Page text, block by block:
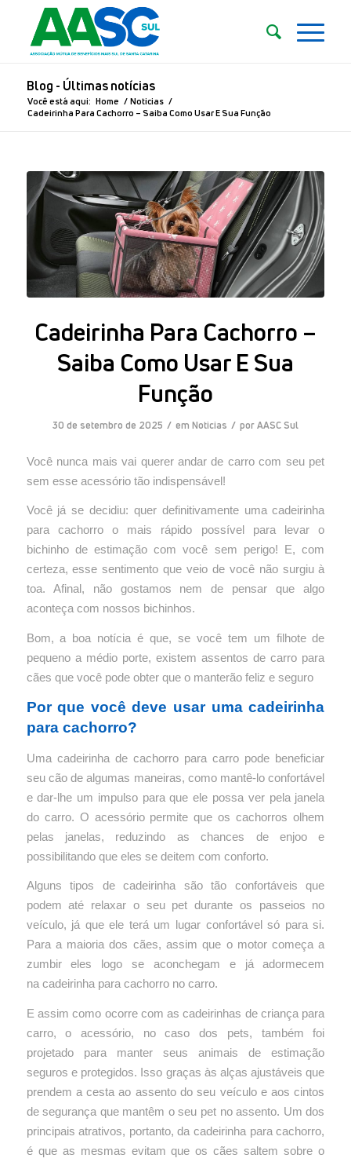
Blog - Últimas notícias
Você está aqui: Home / Noticias /
Cadeirinha Para Cachorro – Saiba Como Usar E Sua Função
Cadeirinha Para Cachorro –
Saiba Como Usar E Sua
Função
30 de setembro de 2025 / em Noticias / porAASC Sul
Você nunca mais vai querer andar de carro com seu pet
sem esse acessório tão indispensável!
Você já se decidiu: quer definitivamente uma cadeirinha
para cachorro o mais rápido possível para levar o
bichinho de estimação com você sem perigo!
E, com
certeza, esse sentimento que veio de você não surgiu à
toa. Afinal, não gostamos nem de pensar que algo
aconteça com nossos bichinhos.
Bom, a boa notícia é que, se você tem um filhote de
pequeno a médio porte, existem assentos de carro para
cães que você pode obter que o manterão feliz e seguro
Por que você deve usar uma cadeirinha
para cachorro?
Uma cadeirinha de cachorro para carro pode beneficiar
seu cão de algumas maneiras, como mantê-lo confortável
e dar-lhe um impulso para que ele possa ver pela janela
do carro. O acessório permite que os cachorros olhem
pelas janelas, reduzindo as chances de enjoo e
possibilitando que eles se deitem com conforto.
Alguns tipos de cadeirinha são tão confortáveis ​​que
podem até relaxar o seu pet durante os passeios no
veículo, já que ele terá um lugar confortável só para si.
Para a maioria dos cães, assim que o motor começa a
zumbir eles logo se aconchegam e já adormecem
na cadeirinha para cachorro no carro.
E assim como ocorre com as cadeirinhas de criança para
carro, o acessório, no caso dos pets, também foi
projetado para manter seus animais de estimação
seguros e protegidos. Isso graças às alças ajustáveis ​​que
prendem a cesta ao assento do seu veículo e aos cintos
de segurança que mantêm o seu pet no assento. Um dos
principais atrativos, portanto, da cadeirinha para cachorro,
é que as mesmas evitam que os cães saltem sobre o